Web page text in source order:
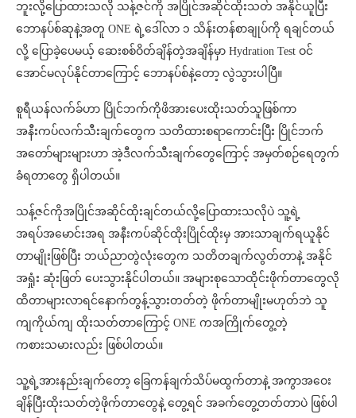
ဘူးလို့ပြောထားသလို သန့်ဇင်ကို အပြိုင်အဆိုင်ထိုးသတ် အနိုင်ယူပြီး
ဘောနပ်စ်ဆုနဲ့အတူ ONE ရဲ့ဒေါ်လာ ၁ သိန်းတန်စာချုပ်ကို ရချင်တယ်
လို့ ပြောခဲ့ပေမယ့် ဆေးစစ်ဝိတ်ချိန်တဲ့အချိန်မှာ Hydration Test ဝင်
အောင်မလုပ်နိုင်တာကြောင့် ဘောနပ်စ်နဲ့တော့ လွဲသွားပါပြီ။
စူရီယန်လက်ခ်ဟာ ပြိုင်ဘက်ကိုဖိအားပေးထိုးသတ်သူဖြစ်ကာ
အနီးကပ်လက်သီးချက်တွေက သတိထားစရာကောင်းပြီး ပြိုင်ဘက်
အတော်များများဟာ အဲ့ဒီလက်သီးချက်တွေကြောင့် အမှတ်စဉ်ရေတွက်
ခံရတာတွေ ရှိပါတယ်။
သန့်ဇင်ကိုအပြိုင်အဆိုင်ထိုးချင်တယ်လို့ပြောထားသလိုပဲ သူ့ရဲ့
အရပ်အမောင်းအရ အနီးကပ်ဆိုင်ထိုးပြိုင်ထိုးမှ အားသာချက်ရယူနိုင်
တာမျိုးဖြစ်ပြီး ဘယ်ညာတွဲလုံးတွေက သတိတချက်လွတ်တာနဲ့ အနိုင်
အရှုံး ဆုံးဖြတ် ပေးသွားနိုင်ပါတယ်။ အများစုသောထိုင်းဖိုက်တာတွေလို
ထိတာများလာရင်နောက်တွန့်သွားတတ်တဲ့ ဖိုက်တာမျိုးမဟုတ်ဘဲ သူ
ကျကိုယ်ကျ ထိုးသတ်တာကြောင့် ONE ကအကြိုက်တွေ့တဲ့
ကစားသမားလည်း ဖြစ်ပါတယ်။
သူ့ရဲ့အားနည်းချက်တော့ ခြေကန်ချက်သိပ်မထွက်တာနဲ့ အကွာအဝေး
ချိန်ပြီးထိုးသတ်တဲ့ဖိုက်တာတွေနဲ့ တွေ့ရင် အခက်တွေ့တတ်တာပဲ ဖြစ်ပါ